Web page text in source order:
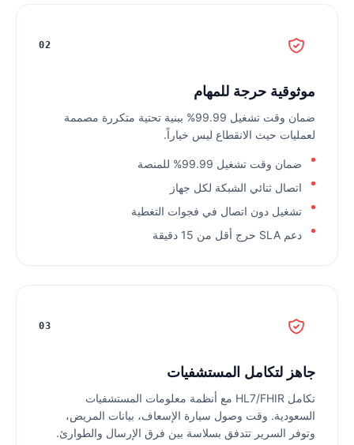
02
موثوقية حرجة للمهام
ضمان وقت تشغيل 99.99% ببنية تحتية متكررة مصممة
لعمليات حيث الانقطاع ليس خياراً.
ضمان وقت تشغيل 99.99% للمنصة
اتصال ثنائي الشبكة لكل جهاز
تشغيل دون اتصال في فجوات التغطية
دعم SLA حرج أقل من 15 دقيقة
03
جاهز لتكامل المستشفيات
تكامل HL7/FHIR مع أنظمة معلومات المستشفيات
السعودية. وقت وصول سيارة الإسعاف، بيانات المريض،
وتوفر السرير تتدفق بسلاسة بين فرق الإرسال والطوارئ.